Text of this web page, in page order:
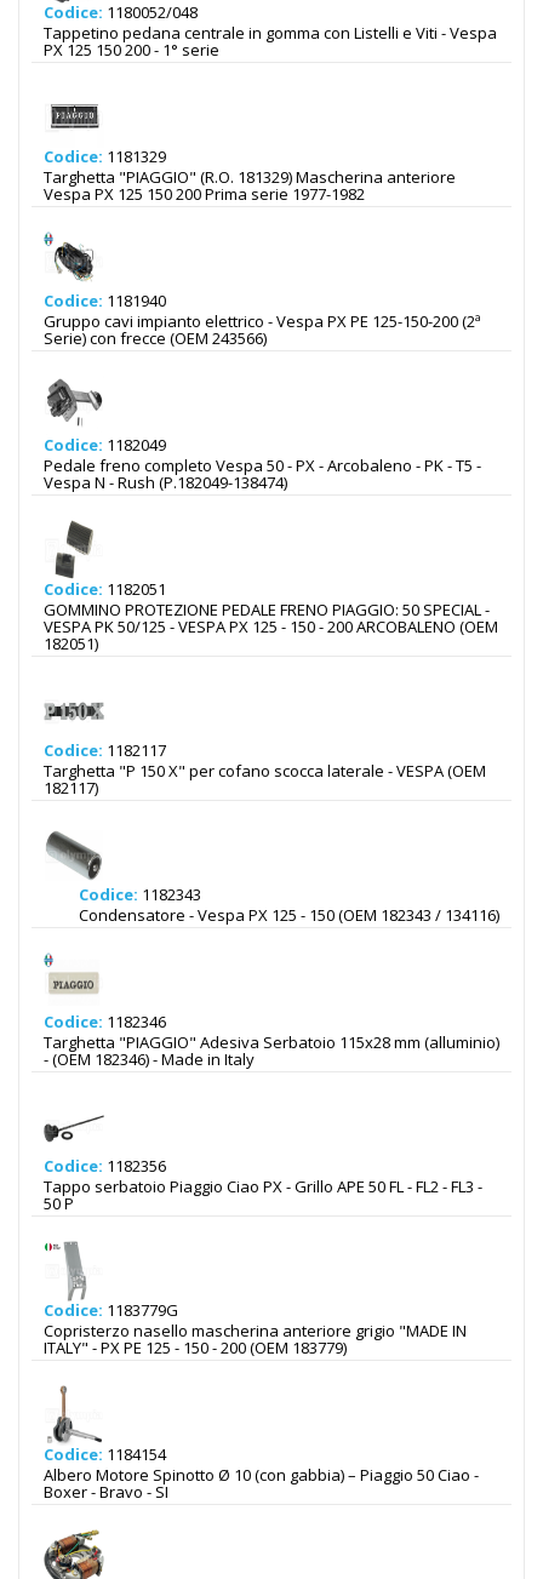
Codice: 1180052/048
Tappetino pedana centrale in gomma con Listelli e Viti - Vespa
PX 125 150 200 - 1° serie
Codice: 1181329
Targhetta "PIAGGIO" (R.O. 181329) Mascherina anteriore
Vespa PX 125 150 200 Prima serie 1977-1982
Codice: 1181940
Gruppo cavi impianto elettrico - Vespa PX PE 125-150-200 (2ª
Serie) con frecce (OEM 243566)
Codice: 1182049
Pedale freno completo Vespa 50 - PX - Arcobaleno - PK - T5 -
Vespa N - Rush (P.182049-138474)
Codice: 1182051
GOMMINO PROTEZIONE PEDALE FRENO PIAGGIO: 50 SPECIAL -
VESPA PK 50/125 - VESPA PX 125 - 150 - 200 ARCOBALENO (OEM
182051)
Codice: 1182117
Targhetta "P 150 X" per cofano scocca laterale - VESPA (OEM
182117)
Codice: 1182343
Condensatore - Vespa PX 125 - 150 (OEM 182343 / 134116)
Codice: 1182346
Targhetta "PIAGGIO" Adesiva Serbatoio 115x28 mm (alluminio)
- (OEM 182346) - Made in Italy
Codice: 1182356
Tappo serbatoio Piaggio Ciao PX - Grillo APE 50 FL - FL2 - FL3 -
50 P
Codice: 1183779G
Copristerzo nasello mascherina anteriore grigio "MADE IN
ITALY" - PX PE 125 - 150 - 200 (OEM 183779)
Codice: 1184154
Albero Motore Spinotto Ø 10 (con gabbia) – Piaggio 50 Ciao -
Boxer - Bravo - SI